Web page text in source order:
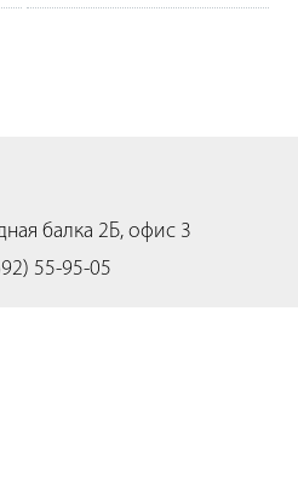
балка 2Б, офис 3
55-95-05